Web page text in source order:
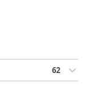
62